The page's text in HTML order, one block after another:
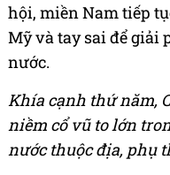
hội, miền Nam tiếp
Mỹ và tay sai để giải
nước.
Khía cạnh thứ năm,
niềm cổ vũ to lớn
nước thuộc địa, phụ